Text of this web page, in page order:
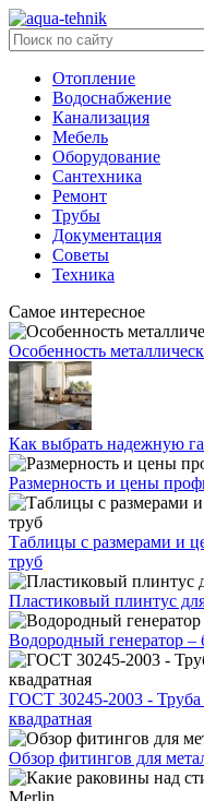
Отопление
Водоснабжение
Канализация
Мебель
Оборудование
Сантехника
Ремонт
Трубы
Документация
Советы
Техника
Самое интересное
Особенность
Как выбрать надежную
Размерность и цены
Таблицы с размерами и
труб
Пластиковый плинтус
Водородный генератор –
ГОСТ 30245-2003 - Труба
квадратная
Обзор фитингов для